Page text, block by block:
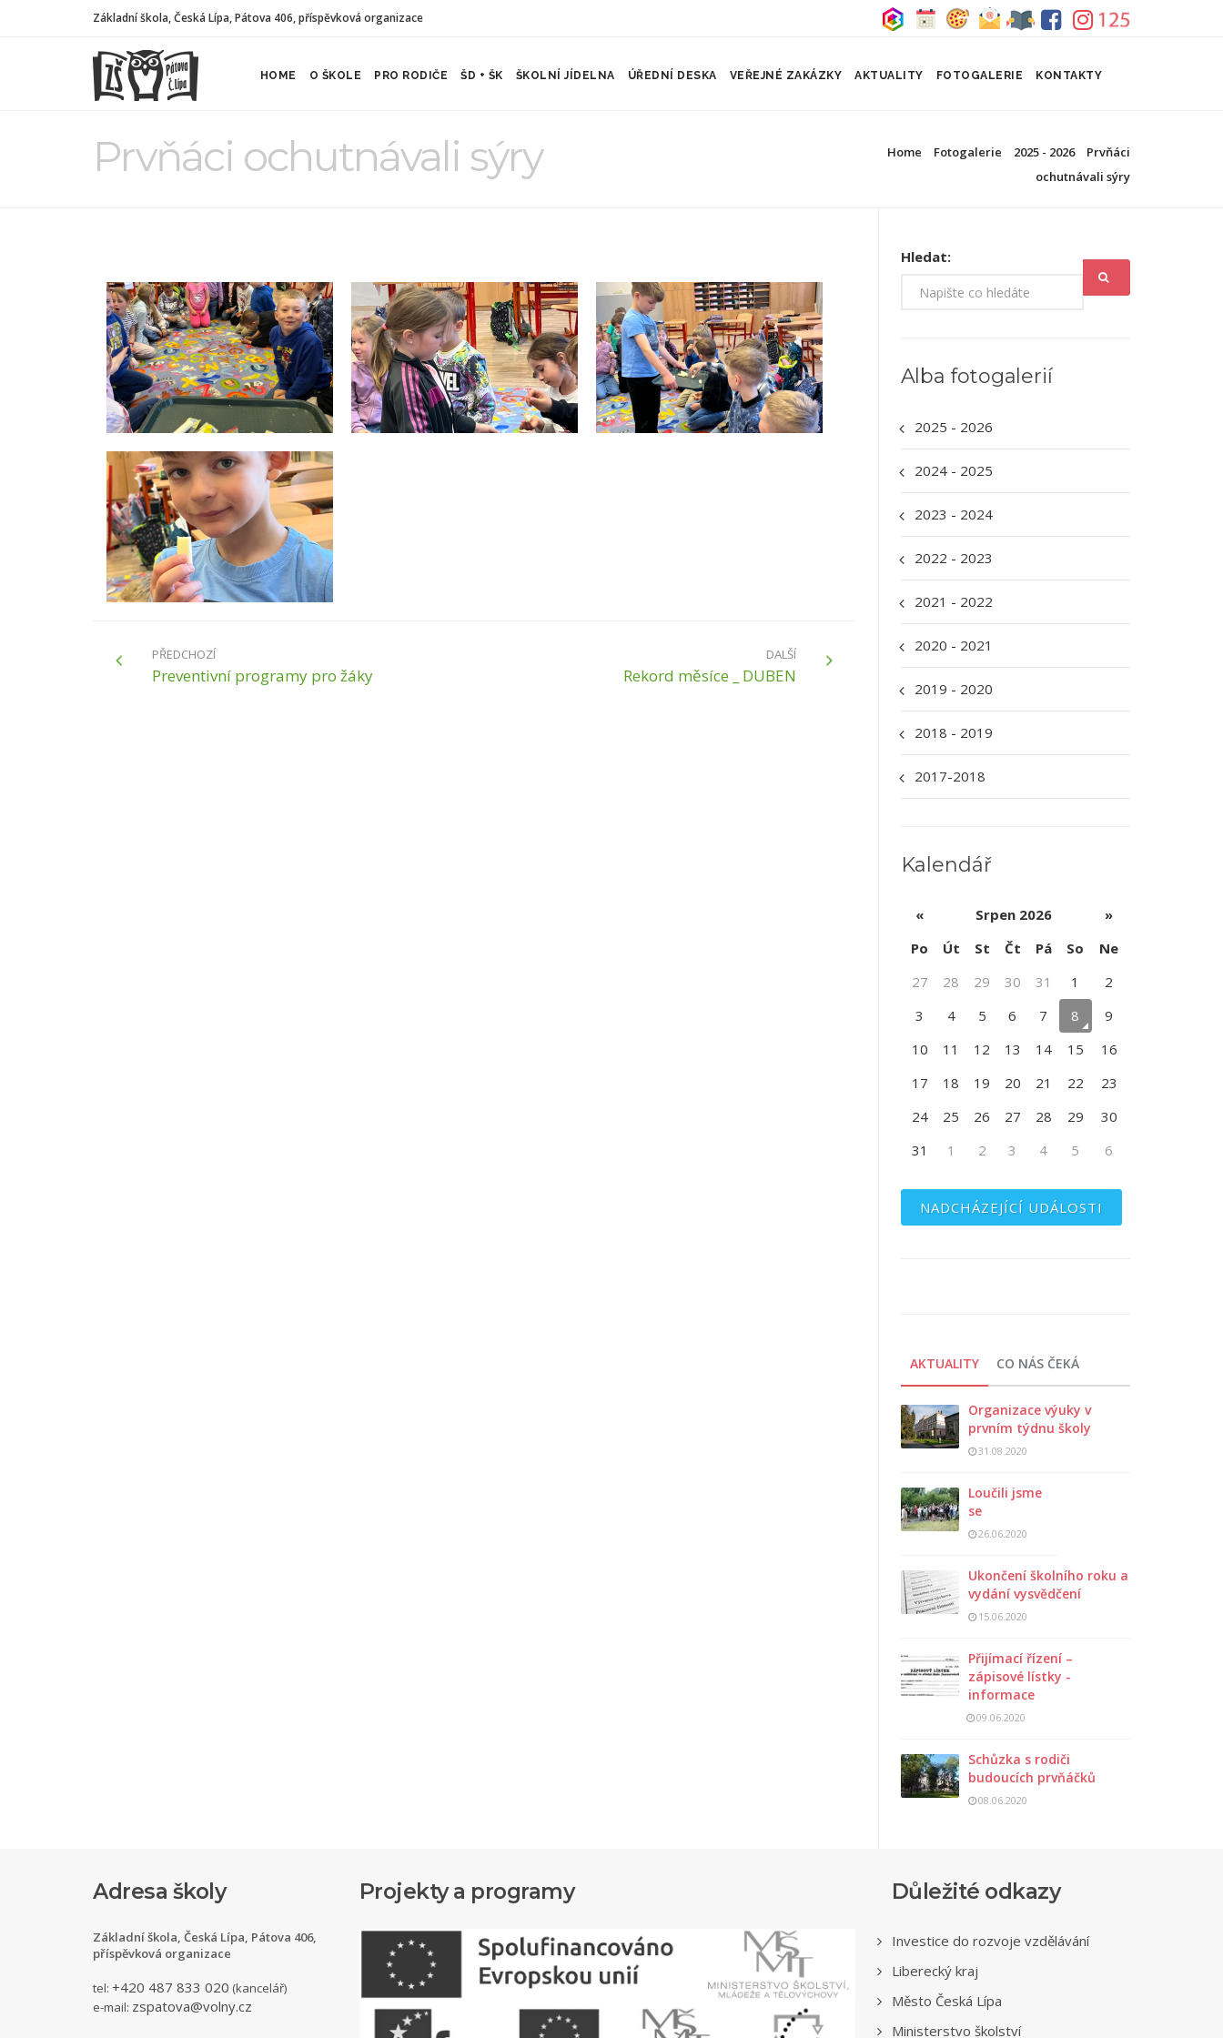
Základní škola, Česká Lípa, Pátova 406, příspěvková organizace
HOME O ŠKOLE PRO RODIČE ŠD + ŠK ŠKOLNÍ JÍDELNA ÚŘEDNÍ DESKA VEŘEJNÉ ZAKÁZKY AKTUALITY FOTOGALERIE KONTAKTY
Prvňáci ochutnávali sýry Home Fotogalerie 2025 - 2026
Prvňáci
ochutnávali sýry
PŘEDCHOZÍ
Preventivní programy pro žáky
DALŠÍ
Rekord měsíce _ DUBEN
Hledat:
Alba fotogalerií
2025 - 2026
2024 - 2025
2023 - 2024
2022 - 2023
2021 - 2022
2020 - 2021
2019 - 2020
2018 - 2019
2017-2018
Kalendář
« Srpen 2026
»
Po
Út St Čt Pá So
Ne
27
28 29 30 31 1
2
3
4 5 6 7 8
9
10
11 12 13 14 15
16
17
18 19 20 21 22
23
24
25 26 27 28 29
30
31
1 2 3 4 5 6
NADCHÁZEJÍCÍ UDÁLOSTI
AKTUALITY CO NÁS ČEKÁ
Organizace výuky v
prvním týdnu školy
31.08.2020
Loučili jsme
se
26.06.2020
Ukončení školního roku a
vydání vysvědčení
15.06.2020
Přijímací řízení –
zápisové lístky -
informace
09.06.2020
Schůzka s rodiči
budoucích prvňáčků
08.06.2020
Adresa školy
Základní škola, Česká Lípa, Pátova 406,
příspěvková organizace
tel: +420 487 833 020 (kancelář)
e-mail: zspatova@volny.cz
Projekty a programy Důležité odkazy
Investice do rozvoje vzdělávání
Liberecký kraj
Město Česká Lípa
Ministerstvo školství